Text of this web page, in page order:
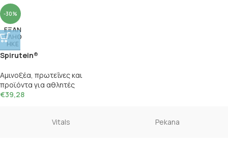
-30%
ΕΞΑΝ
ΤΛΗΘ
ΗΚΕ
Spirutein®
Αμινοξέα, πρωτεΐνες και
προϊόντα για αθλητές
€39,28
Vitals Pekana